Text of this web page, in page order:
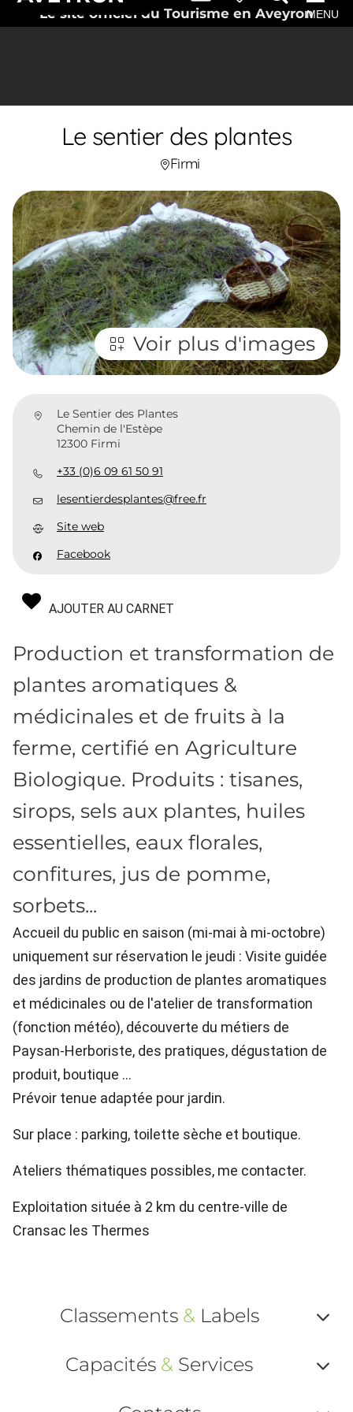
Le site officiel du Tourisme en AveyronMENU
Le sentier des plantes
Firmi
Voir plus d'images
Le Sentier des Plantes
Chemin de l'Estèpe
12300 Firmi
+33 (0)6 09 61 50 91
lesentierdesplantes@free.fr
Site web
Facebook
AJOUTER AU CARNET
Production et transformation de
plantes aromatiques &
médicinales et de fruits à la
ferme, certifié en Agriculture
Biologique. Produits : tisanes,
sirops, sels aux plantes, huiles
essentielles, eaux florales,
confitures, jus de pomme,
sorbets...
Accueil du public en saison (mi-mai à mi-octobre)
uniquement sur réservation le jeudi : Visite guidée
des jardins de production de plantes aromatiques
et médicinales ou de l'atelier de transformation
(fonction météo), découverte du métiers de
Paysan-Herboriste, des pratiques, dégustation de
produit, boutique ...
Prévoir tenue adaptée pour jardin.
Sur place : parking, toilette sèche et boutique.
Ateliers thématiques possibles, me contacter.
Exploitation située à 2 km du centre-ville de
Cransac les Thermes
Classements &Labels
ou
Capacités & Services